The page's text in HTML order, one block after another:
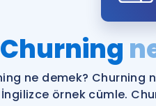
Churning
ne demek? Churning
İngilizce örnek cümle.